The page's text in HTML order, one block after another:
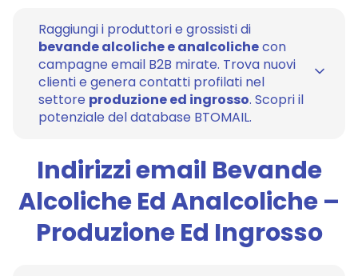
Raggiungi i produttori e grossisti di
bevande alcoliche e analcolichecon
campagne email B2B mirate. Trova nuovi
clienti e genera contatti profilati nel
settore produzione ed ingrosso. Scopri il
potenziale del database BTOMAIL.
Indirizzi email Bevande
Alcoliche Ed Analcoliche –
Produzione Ed Ingrosso